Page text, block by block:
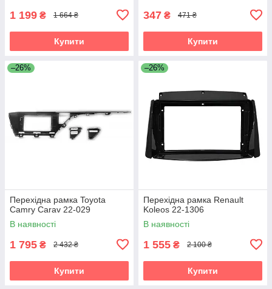
1 199 ₴ 1 664 ₴
Купити
347 ₴ 471 ₴
Купити
–26%
Перехідна рамка Toyota
Camry Carav 22-029
В наявності
1 795 ₴ 2 432 ₴
Купити
–26%
Перехідна рамка Renault
Koleos 22-1306
В наявності
1 555 ₴ 2 100 ₴
Купити